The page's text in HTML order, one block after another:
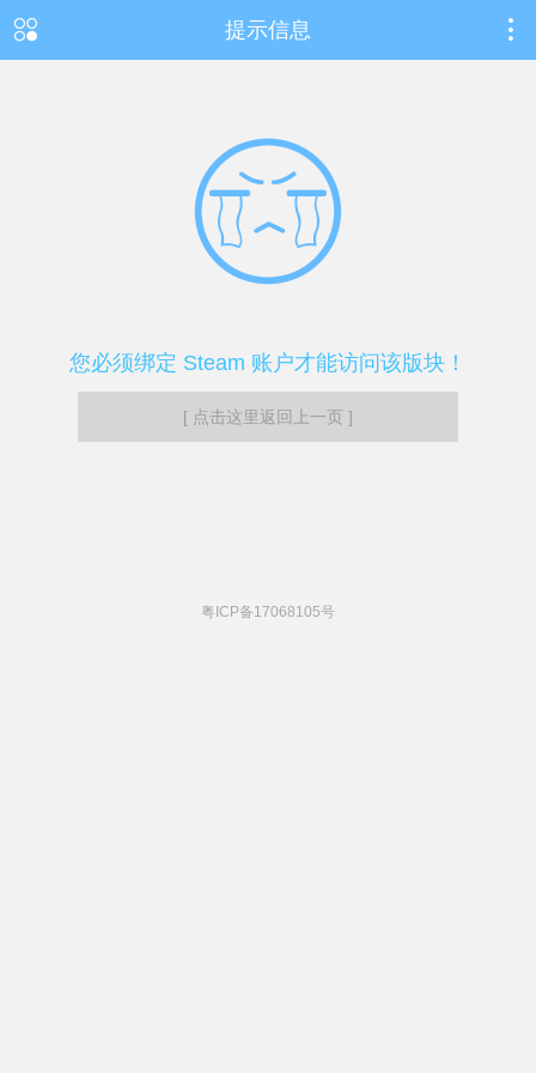
提示信息
您必须绑定 Steam 账户才能访问该版块！
[ 点击这里返回上一页 ]
粤ICP备17068105号